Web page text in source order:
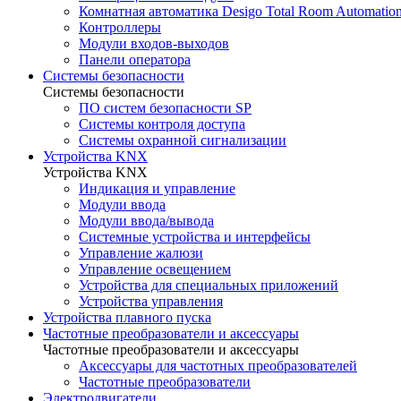
Комнатная автоматика Desigo Total Room
Контроллеры
Модули входов-выходов
Панели оператора
Системы безопасности
Системы безопасности
ПО систем безопасности SP
Системы контроля доступа
Системы охранной сигнализации
Устройства KNX
Устройства KNX
Индикация и управление
Модули ввода
Модули ввода/вывода
Системные устройства и интерфейсы
Управление жалюзи
Управление освещением
Устройства для специальных приложений
Устройства управления
Устройства плавного пуска
Частотные преобразователи и аксессуары
Частотные преобразователи и аксессуары
Аксессуары для частотных преобразователей
Частотные преобразователи
Электродвигатели